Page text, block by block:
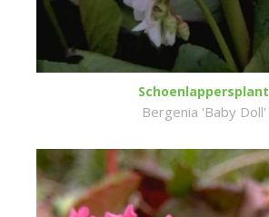
Schoenlappersplant
Bergenia 'Baby Doll'